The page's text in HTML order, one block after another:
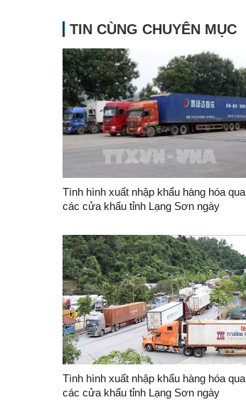
TIN CÙNG CHUYÊN MỤC
Tình hình xuất nhập khẩu hàng hóa qua
các cửa khẩu tỉnh Lạng Sơn ngày
Tình hình xuất nhập khẩu hàng hóa qua
các cửa khẩu tỉnh Lạng Sơn ngày